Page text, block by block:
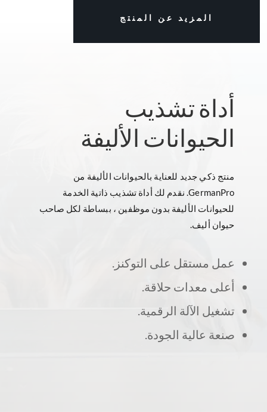
المزيد عن المنتج
أداة تشذيب
الحيوانات الأليفة
منتج ذكي جديد للعناية بالحيوانات الأليفة من
GermanPro. نقدم لك أداة تشذيب ذاتية الخدمة
للحيوانات الأليفة بدون موظفين ، ببساطة لكل صاحب
حيوان أليف.
عمل مستقل على التوكنز.
أعلى معدات حلاقة.
تشغيل الآلة الرقمية.
صنعة عالية الجودة.